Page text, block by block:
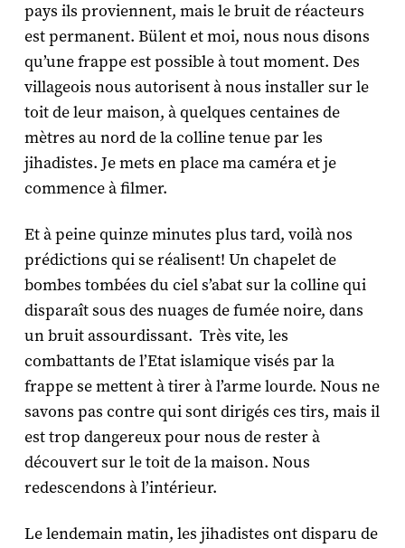
pays ils proviennent, mais le bruit de réacteurs
est permanent. Bülent et moi, nous nous disons
qu’une frappe est possible à tout moment. Des
villageois nous autorisent à nous installer sur le
toit de leur maison, à quelques centaines de
mètres au nord de la colline tenue par les
jihadistes. Je mets en place ma caméra et je
commence à filmer.
Et à peine quinze minutes plus tard, voilà nos
prédictions qui se réalisent! Un chapelet de
bombes tombées du ciel s’abat sur la colline qui
disparaît sous des nuages de fumée noire, dans
un bruit assourdissant. Très vite, les
combattants de l’Etat islamique visés par la
frappe se mettent à tirer à l’arme lourde. Nous ne
savons pas contre qui sont dirigés ces tirs, mais il
est trop dangereux pour nous de rester à
découvert sur le toit de la maison. Nous
redescendons à l’intérieur.
Le lendemain matin, les jihadistes ont disparu de